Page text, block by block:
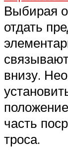
Выбирая
отдать
внизу.
часть
троса.